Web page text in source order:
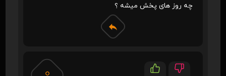
چه روز های پخش میشه ؟